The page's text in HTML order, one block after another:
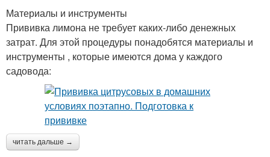
Материалы и инструменты
Прививка лимона не требует каких-либо денежных
затрат. Для этой процедуры понадобятся материалы и
инструменты , которые имеются дома у каждого
садовода:
читать дальше →